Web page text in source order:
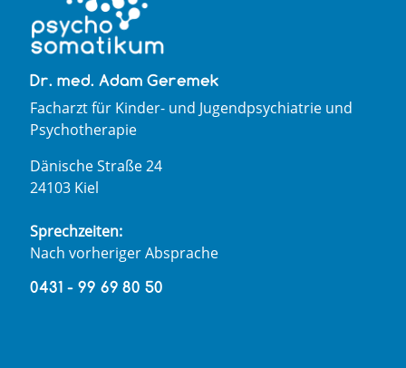
Dr. med. Adam Geremek
Facharzt für Kinder- und Jugendpsychiatrie und
Psychotherapie
Dänische Straße 24
24103 Kiel
Sprechzeiten:
Nach vorheriger Absprache
0431 - 99 69 80 50